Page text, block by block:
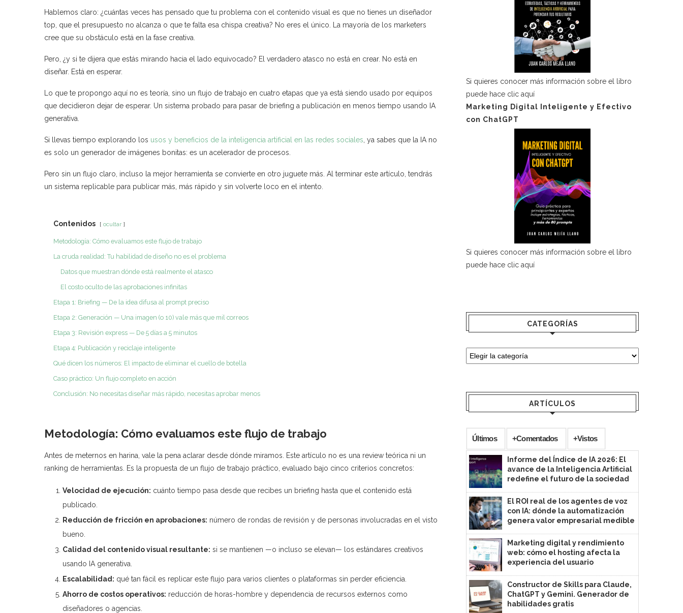
Hablemos claro: ¿cuántas veces has pensado que tu problema con el contenido visual es que no tienes un diseñador
top, que el presupuesto no alcanza o que te falta esa chispa creativa? No eres el único. La mayoría de los marketers
cree que su obstáculo está en la fase creativa.
Pero, ¿y si te dijera que estás mirando hacia el lado equivocado? El verdadero atasco no está en crear. No está en
diseñar. Está en esperar.
Lo que te propongo aquí no es teoría, sino un flujo de trabajo en cuatro etapas que ya está siendo usado por equipos
que decidieron dejar de esperar. Un sistema probado para pasar de briefing a publicación en menos tiempo usando IA
generativa.
Si llevas tiempo explorando los usos y beneficios de la inteligencia artificial en las redes sociales , ya sabes que la IA no
es solo un generador de imágenes bonitas: es un acelerador de procesos.
Pero sin un flujo claro, incluso la mejor herramienta se convierte en otro juguete más. Al terminar este artículo, tendrás
un sistema replicable para publicar más, más rápido y sin volverte loco en el intento.
Contenidos ocultar
Metodología: Cómo evaluamos este flujo de trabajo
La cruda realidad: Tu habilidad de diseño no es el problema
Datos que muestran dónde está realmente el atasco
El costo oculto de las aprobaciones infinitas
Etapa 1: Briefing — De la idea difusa al prompt preciso
Etapa 2: Generación — Una imagen (o 10) vale más que mil correos
Etapa 3: Revisión express — De 5 días a 5 minutos
Etapa 4: Publicación y reciclaje inteligente
Qué dicen los números: El impacto de eliminar el cuello de botella
Caso práctico: Un flujo completo en acción
Conclusión: No necesitas diseñar más rápido, necesitas aprobar menos
Metodología: Cómo evaluamos este flujo de trabajo
Antes de meternos en harina, vale la pena aclarar desde dónde miramos. Este artículo no es una review teórica ni un
ranking de herramientas. Es la propuesta de un flujo de trabajo práctico, evaluado bajo cinco criterios concretos:
Velocidad de ejecución: cuánto tiempo pasa desde que recibes un briefing hasta que el contenido está
publicado.
Reducción de fricción en aprobaciones: número de rondas de revisión y de personas involucradas en el visto
bueno.
Calidad del contenido visual resultante: si se mantienen —o incluso se elevan— los estándares creativos
usando IA generativa.
Escalabilidad: qué tan fácil es replicar este flujo para varios clientes o plataformas sin perder eficiencia.
Ahorro de costos operativos: reducción de horas-hombre y dependencia de recursos externos como
diseñadores o agencias.
Si quieres conocer más información sobre el libro
puede hace clic aquí
Marketing Digital Inteligente y Efectivo
con ChatGPT
Si quieres conocer más información sobre el libro
puede hace clic aquí
CATEGORÍAS
ARTÍCULOS
Últimos +Comentados +Vistos
Informe del Índice de IA 2026: El
avance de la Inteligencia Artificial
redefine el futuro de la sociedad
El ROI real de los agentes de voz
con IA: dónde la automatización
genera valor empresarial medible
Marketing digital y rendimiento
web: cómo el hosting afecta la
experiencia del usuario
Constructor de Skills para Claude,
ChatGPT y Gemini. Generador de
habilidades gratis